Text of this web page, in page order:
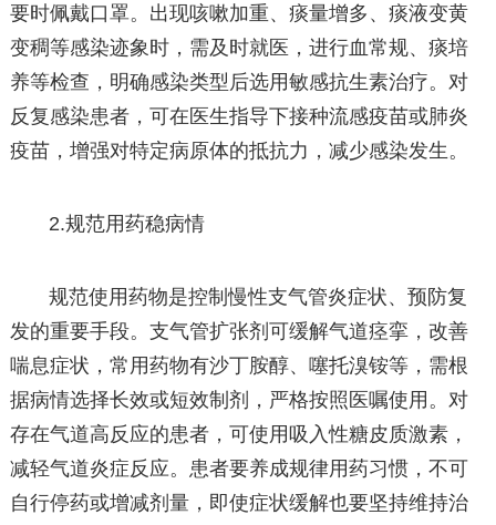
要时佩戴口罩。出现咳嗽加重、痰量增多、痰液变黄
变稠等感染迹象时，需及时就医，进行血常规、痰培
养等检查，明确感染类型后选用敏感抗生素治疗。对
反复感染患者，可在医生指导下接种流感疫苗或肺炎
疫苗，增强对特定病原体的抵抗力，减少感染发生。
2.规范用药稳病情
规范使用药物是控制慢性支气管炎症状、预防复
发的重要手段。支气管扩张剂可缓解气道痉挛，改善
喘息症状，常用药物有沙丁胺醇、噻托溴铵等，需根
据病情选择长效或短效制剂，严格按照医嘱使用。对
存在气道高反应的患者，可使用吸入性糖皮质激素，
减轻气道炎症反应。患者要养成规律用药习惯，不可
自行停药或增减剂量，即使症状缓解也要坚持维持治